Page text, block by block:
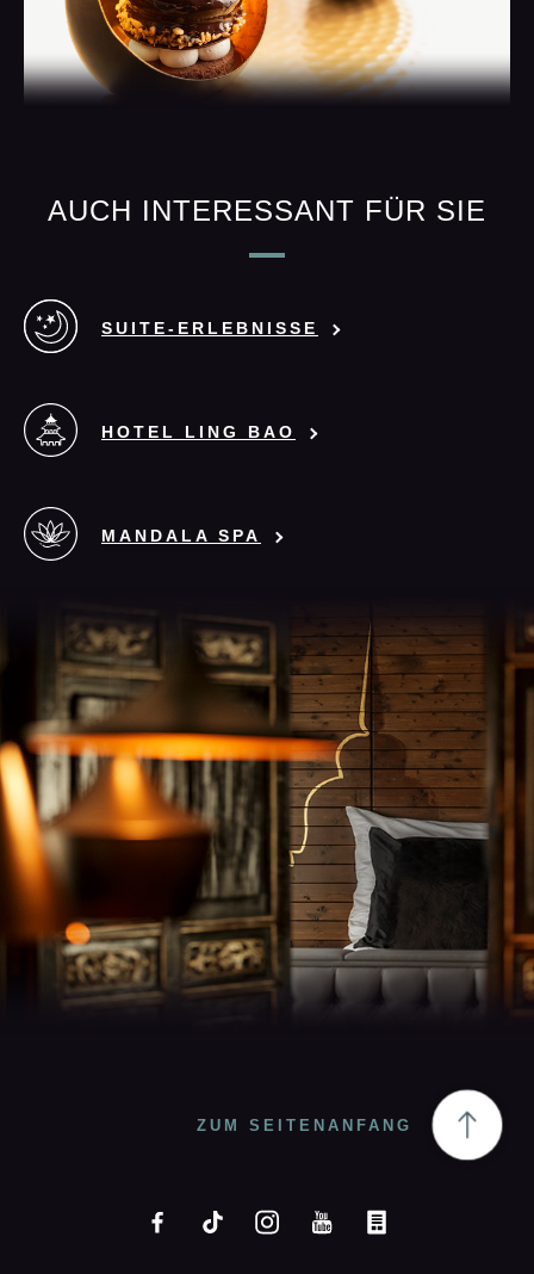
AUCH INTERESSANT FÜR SIE
SUITE-ERLEBNISSE
HOTEL LING BAO
MANDALA SPA
ZUM SEITENANFANG